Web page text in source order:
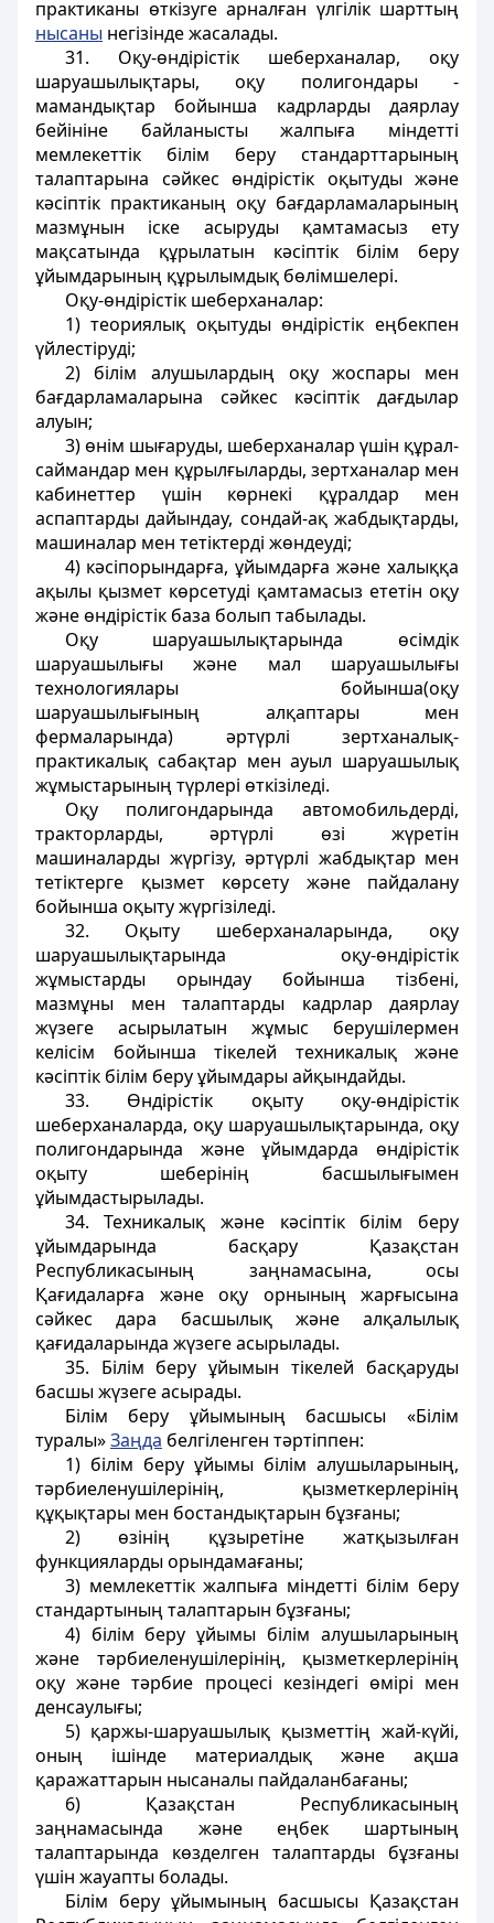
практиканы өткізуге арналған үлгілік шарттың
нысаны негізінде жасалады.
31. Оқу-өндірістік шеберханалар, оқу
шаруашылықтары, оқу полигондары -
мамандықтар бойынша кадрларды даярлау
бейініне байланысты жалпыға міндетті
мемлекеттік білім беру стандарттарының
талаптарына сәйкес өндірістік оқытуды және
кәсіптік практиканың оқу бағдарламаларының
мазмұнын іске асыруды қамтамасыз ету
мақсатында құрылатын кәсіптік білім беру
ұйымдарының құрылымдық бөлімшелері.
Оқу-өндірістік шеберханалар:
1) теориялық оқытуды өндірістік еңбекпен
үйлестіруді;
2) білім алушылардың оқу жоспары мен
бағдарламаларына сәйкес кәсіптік дағдылар
алуын;
3) өнім шығаруды, шеберханалар үшін құрал-
саймандар мен құрылғыларды, зертханалар мен
кабинеттер үшін көрнекі құралдар мен
аспаптарды дайындау, сондай-ақ жабдықтарды,
машиналар мен тетіктерді жөндеуді;
4) кәсіпорындарға, ұйымдарға және халыққа
ақылы қызмет көрсетуді қамтамасыз ететін оқу
және өндірістік база болып табылады.
Оқу шаруашылықтарында өсімдік
шаруашылығы және мал шаруашылығы
технологиялары бойынша(оқу
шаруашылығының алқаптары мен
фермаларында) әртүрлі зертханалық-
практикалық сабақтар мен ауыл шаруашылық
жұмыстарының түрлері өткізіледі.
Оқу полигондарында автомобильдерді,
тракторларды, әртүрлі өзі жүретін
машиналарды жүргізу, әртүрлі жабдықтар мен
тетіктерге қызмет көрсету және пайдалану
бойынша оқыту жүргізіледі.
32. Оқыту шеберханаларында, оқу
шаруашылықтарында оқу-өндірістік
жұмыстарды орындау бойынша тізбені,
мазмұны мен талаптарды кадрлар даярлау
жүзеге асырылатын жұмыс берушілермен
келісім бойынша тікелей техникалық және
кәсіптік білім беру ұйымдары айқындайды.
33. Өндірістік оқыту оқу-өндірістік
шеберханаларда, оқу шаруашылықтарында, оқу
полигондарында және ұйымдарда өндірістік
оқыту шеберінің басшылығымен
ұйымдастырылады.
34. Техникалық және кәсіптік білім беру
ұйымдарында басқару Қазақстан
Республикасының заңнамасына, осы
Қағидаларға және оқу орнының жарғысына
сәйкес дара басшылық және алқалылық
қағидаларында жүзеге асырылады.
35. Білім беру ұйымын тікелей басқаруды
басшы жүзеге асырады.
Білім беру ұйымының басшысы «Білім
туралы»Заңда белгіленген тәртіппен:
1) білім беру ұйымы білім алушыларының,
тәрбиеленушілерінің, қызметкерлерінің
құқықтары мен бостандықтарын бұзғаны;
2) өзінің құзыретіне жатқызылған
функцияларды орындамағаны;
3) мемлекеттік жалпыға міндетті білім беру
стандартының талаптарын бұзғаны;
4) білім беру ұйымы білім алушыларының
және тәрбиеленушілерінің, қызметкерлерінің
оқу және тәрбие процесі кезіндегі өмірі мен
денсаулығы;
5) қаржы-шаруашылық қызметтің жай-күйі,
оның ішінде материалдық және ақша
қаражаттарын нысаналы пайдаланбағаны;
6) Қазақстан Республикасының
заңнамасында және еңбек шартының
талаптарында көзделген талаптарды бұзғаны
үшін жауапты болады.
Білім беру ұйымының басшысы Қазақстан